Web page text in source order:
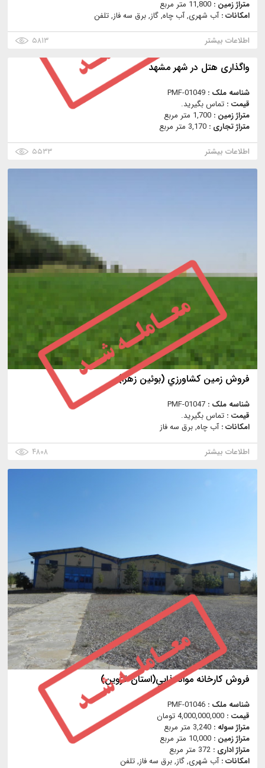
متراژ زمین : 11,800 متر مربع
امکانات :آب شهری, آب چاه, گاز, برق سه فاز, تلفن
اطلاعات بیشتر
۵۸۱۳
واگذاری هتل در شهر مشهد
شناسه ملک : PMF-01049
قیمت : تماس بگیرید.
متراژ زمین : 1,700 متر مربع
متراژ تجاری : 3,170 متر مربع
اطلاعات بیشتر
۵۵۳۳
فروش زمين كشاورزي (بوئين زهرا)
شناسه ملک : PMF-01047
قیمت : تماس بگیرید.
امکانات :آب چاه, برق سه فاز
اطلاعات بیشتر
۴۸۰۸
فروش كارخانه موادغذايي(استان قزوين)
شناسه ملک : PMF-01046
قیمت : 4,000,000,000 تومان
متراژ سوله : 3,240 متر مربع
متراژ زمین : 10,000 متر مربع
متراژ اداری : 372 متر مربع
امکانات :آب شهری, گاز, برق سه فاز, تلفن